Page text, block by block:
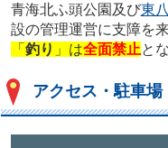
青海北ふ頭公園及び東
設の管理運営に支障を
「 釣り 」は全面禁止と
アクセス・駐車場